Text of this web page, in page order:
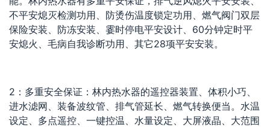
不平安熄灭检测功用、防烫伤温度锁定功用、燃气阀门双层
保险安装、防冻安装、霎时停电平安设计、60分钟定时平
安熄火、毛病自我诊断功用、其它28项平安安装。
2：多重安全保证：林内热水器的遥控器装置、体积小巧、
进水滤网、装备波纹管、排气管延长、燃气转换便当。水温
设定、多点遥控、一键控温、水量设定、大屏液晶、大范围